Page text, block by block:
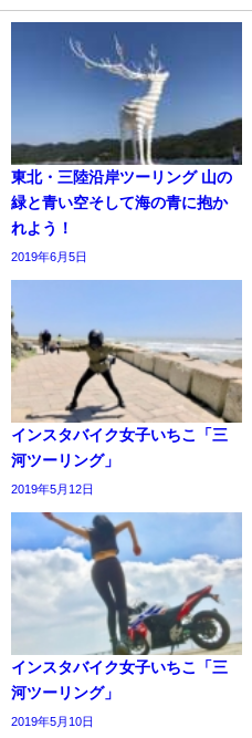
東北・三陸沿岸ツーリング 山の
緑と青い空そして海の青に抱か
れよう！
2019年6月5日
インスタバイク女子いちこ「三
河ツーリング」⁣
2019年5月12日
インスタバイク女子いちこ「三
河ツーリング」⁣
2019年5月10日